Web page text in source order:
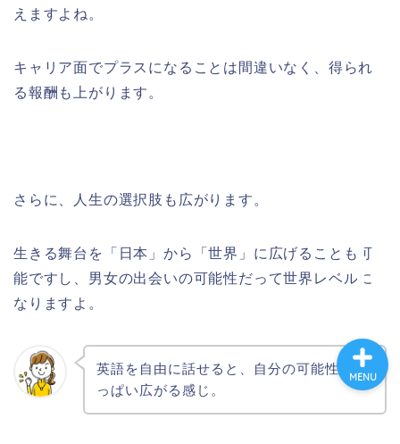
えますよね。
キャリア面でプラスになることは間違いなく、得られ
る報酬も上がります。
さらに、人生の選択肢も広がります。
生きる舞台を「日本」から「世界」に広げることも可
能ですし、男女の出会いの可能性だって世界レベルに
なりますよ。
英語を自由に話せると、自分の可能性がい
っぱい広がる感じ。
MENU
海外生活
英語と海外旅行